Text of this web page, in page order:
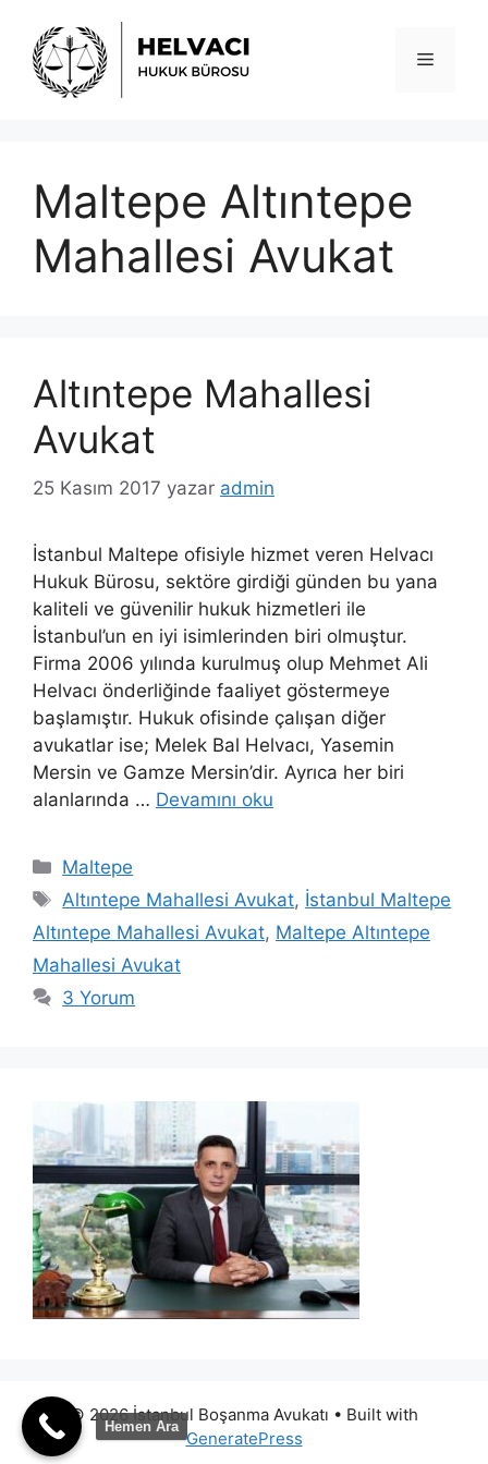
Menü
Maltepe Altıntepe
Mahallesi Avukat
Altıntepe Mahallesi
Avukat
25 Kasım 2017 yazar admin
İstanbul Maltepe ofisiyle hizmet veren Helvacı
Hukuk Bürosu, sektöre girdiği günden bu yana
kaliteli ve güvenilir hukuk hizmetleri ile
İstanbul’un en iyi isimlerinden biri olmuştur.
Firma 2006 yılında kurulmuş olup Mehmet Ali
Helvacı önderliğinde faaliyet göstermeye
başlamıştır. Hukuk ofisinde çalışan diğer
avukatlar ise; Melek Bal Helvacı, Yasemin
Mersin ve Gamze Mersin’dir. Ayrıca her biri
alanlarında … Devamını oku
Kategoriler
Maltepe
Etiketler
Altıntepe Mahallesi Avukat, İstanbul Maltepe
Altıntepe Mahallesi Avukat, Maltepe Altıntepe
Mahallesi Avukat
3 Yorum
© 2026 İstanbul Boşanma Avukatı • Built with
GeneratePress
Hemen Ara